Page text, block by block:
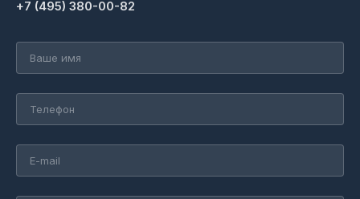
+7 (495) 380-00-82